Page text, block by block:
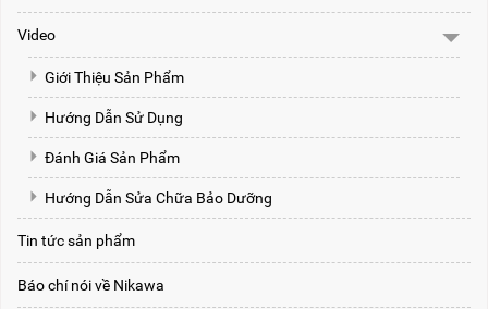
Video
Giới Thiệu Sản Phẩm
Hướng Dẫn Sử Dụng
Đánh Giá Sản Phẩm
Hướng Dẫn Sửa Chữa Bảo Dưỡng
Tin tức sản phẩm
Báo chí nói về Nikawa